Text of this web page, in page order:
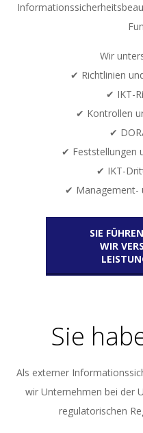
Wir
✔ Richtlinien
✔ IKT-
✔ Kontrollen
✔
✔ Feststellungen
✔ IKT-
✔ Management-
SIE
WIR
Sie
Als externer
wir Unternehmen bei der
regulatorischen